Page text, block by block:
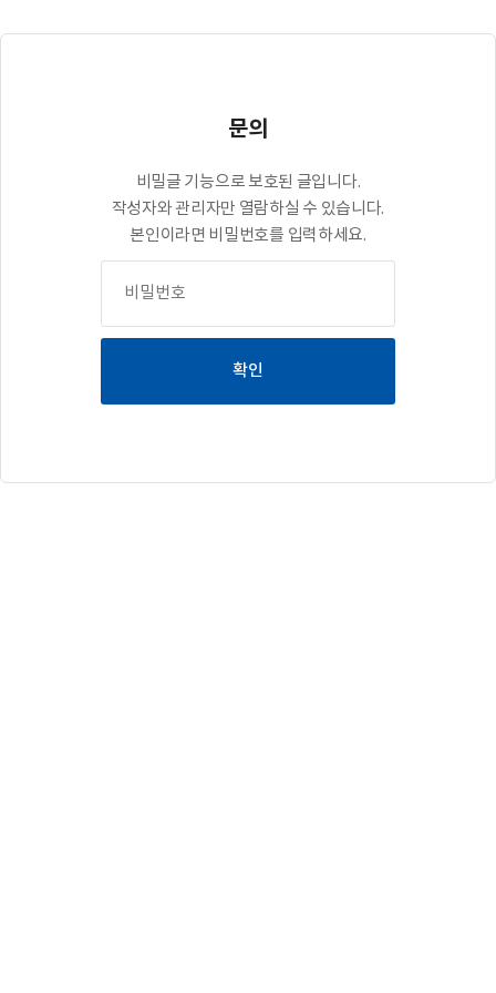
문의
비밀글 기능으로 보호된 글입니다.
작성자와 관리자만 열람하실 수 있습니다.
본인이라면 비밀번호를 입력하세요.